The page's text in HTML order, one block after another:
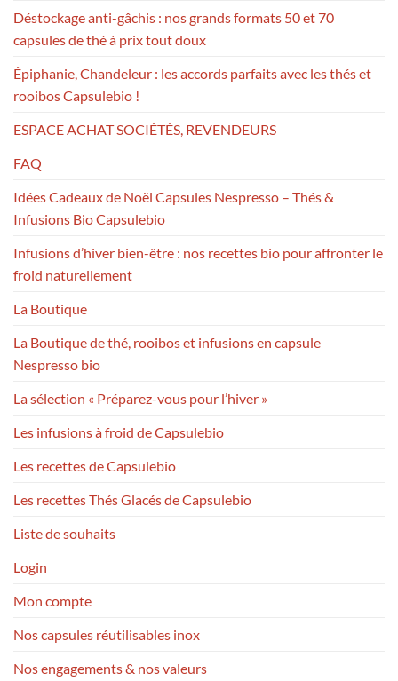
Déstockage anti-gâchis : nos grands formats 50 et 70
capsules de thé à prix tout doux
Épiphanie, Chandeleur : les accords parfaits avec les thés et
rooibos Capsulebio !
ESPACE ACHAT SOCIÉTÉS, REVENDEURS
FAQ
Idées Cadeaux de Noël Capsules Nespresso – Thés &
Infusions Bio Capsulebio
Infusions d’hiver bien-être : nos recettes bio pour affronter le
froid naturellement
La Boutique
La Boutique de thé, rooibos et infusions en capsule
Nespresso bio
La sélection « Préparez-vous pour l’hiver »
Les infusions à froid de Capsulebio
Les recettes de Capsulebio
Les recettes Thés Glacés de Capsulebio
Liste de souhaits
Login
Mon compte
Nos capsules réutilisables inox
Nos engagements & nos valeurs